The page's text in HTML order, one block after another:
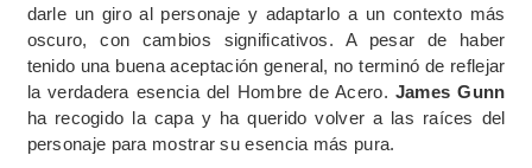
darle un giro al personaje y adaptarlo a un contexto más
oscuro, con cambios significativos. A pesar de haber
tenido una buena aceptación general, no terminó de reflejar
la verdadera esencia del Hombre de Acero. James Gunn
ha recogido la capa y ha querido volver a las raíces del
personaje para mostrar su esencia más pura.